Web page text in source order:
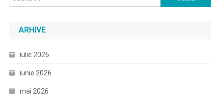
după:
ARHIVE
iulie 2026
iunie 2026
mai 2026